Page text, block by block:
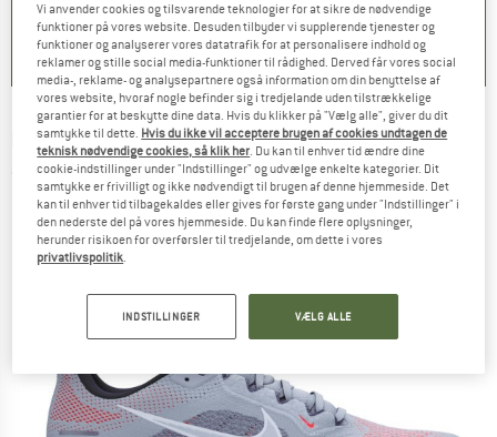
0,0(0) 0,0(0)
NIKE -Women's Pegasus 41 - Running-sko
(0)
Vi anvender cookies og tilsvarende teknologier for at sikre de nødvendige
funktioner på vores website. Desuden tilbyder vi supplerende tjenester og
funktioner og analyserer vores datatrafik for at personalisere indhold og
reklamer og stille social media-funktioner til rådighed. Derved får vores social
media-, reklame- og analysepartnere også information om din benyttelse af
vores website, hvoraf nogle befinder sig i tredjelande uden tilstrækkelige
garantier for at beskytte dine data. Hvis du klikker på "Vælg alle", giver du dit
samtykke til dette. Hvis du ikke vil acceptere brugen af cookies undtagen de
teknisk nødvendige cookies, så klik her. Du kan til enhver tid ændre dine
cookie-indstillinger under "Indstillinger" og udvælge enkelte kategorier. Dit
samtykke er frivilligt og ikke nødvendigt til brugen af denne hjemmeside. Det
kan til enhver tid tilbagekaldes eller gives for første gang under "Indstillinger" i
den nederste del på vores hjemmeside. Du kan finde flere oplysninger,
herunder risikoen for overførsler til tredjelande, om dette i vores
privatlivspolitik.
INDSTILLINGER VÆLG ALLE